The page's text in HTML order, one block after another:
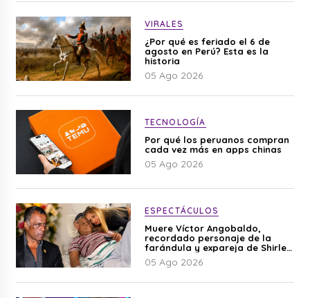
VIRALES
¿Por qué es feriado el 6 de
agosto en Perú? Esta es la
historia
05 Ago 2026
TECNOLOGÍA
Por qué los peruanos compran
cada vez más en apps chinas
05 Ago 2026
ESPECTÁCULOS
Muere Víctor Angobaldo,
recordado personaje de la
farándula y expareja de Shirley
Cherres
05 Ago 2026